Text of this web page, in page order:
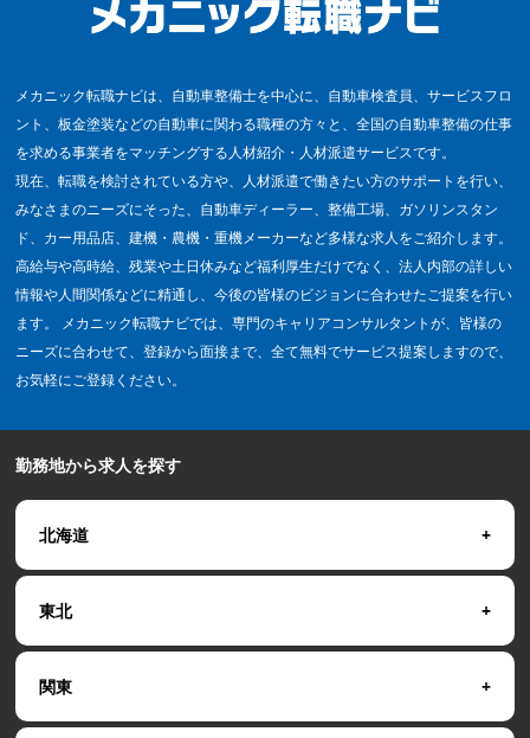
メカニック転職ナビは、自動車整備士を中心に、自動車検査員、サービスフロ
ント、板金塗装などの自動車に関わる職種の方々と、全国の自動車整備の仕事
を求める事業者をマッチングする人材紹介・人材派遣サービスです。
現在、転職を検討されている方や、人材派遣で働きたい方のサポートを行い、
みなさまのニーズにそった、自動車ディーラー、整備工場、ガソリンスタン
ド、カー用品店、建機・農機・重機メーカーなど多様な求人をご紹介します。
高給与や高時給、残業や土日休みなど福利厚生だけでなく、法人内部の詳しい
情報や人間関係などに精通し、今後の皆様のビジョンに合わせたご提案を行い
ます。 メカニック転職ナビでは、専門のキャリアコンサルタントが、皆様の
ニーズに合わせて、登録から面接まで、全て無料でサービス提案しますので、
お気軽にご登録ください。
勤務地から求人を探す
北海道
東北
関東